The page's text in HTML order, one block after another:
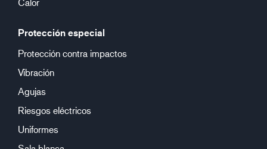
Protección especial
Protección contra impactos
Vibración
Agujas
Riesgos eléctricos
Uniformes